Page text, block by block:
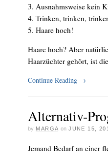
3. Ausnahmsweise kein
4. Trinken, trinken,
5. Haare hoch!
Haare hoch? Aber
Haarzüchter gehört, ist
Continue Reading →
Alternativ-
by MARGA on JUNE 15,
Jemand Bedarf an einer